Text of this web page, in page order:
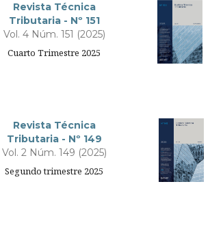
Revista Técnica
Tributaria - Nº 151
Vol. 4 Núm. 151 (2025)
Cuarto Trimestre 2025
Revista Técnica
Tributaria - Nº 149
Vol. 2 Núm. 149 (2025)
Segundo trimestre 2025